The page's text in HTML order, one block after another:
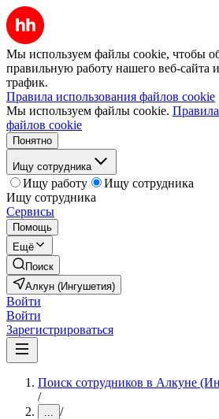
Мы используем файлы cookie, чтобы
правильную работу нашего веб-сайта
трафик.
Правила использования файлов cookie
Мы используем файлы cookie.
файлов cookie
Понятно
Ищу сотрудника
Ищу работу
Ищу сотрудника
Ищу сотрудника
Сервисы
Помощь
Ещё
Поиск
Алкун (Ингушетия)
Войти
Войти
Зарегистрироваться
Поиск сотрудников в Алкуне
/
... /